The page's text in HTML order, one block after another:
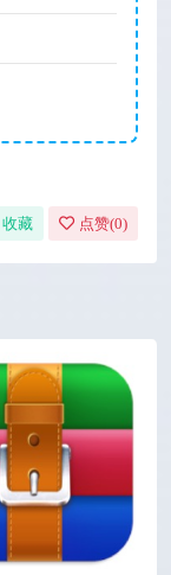
收藏 点赞(0)